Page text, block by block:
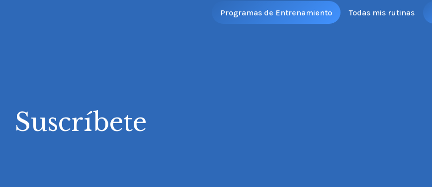
Programas de Entrenamiento Todas mis rutinas
Suscríbete